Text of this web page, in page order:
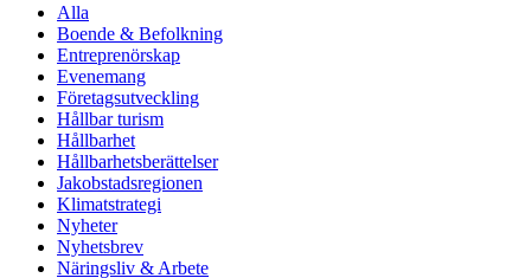
Alla
Boende & Befolkning
Entreprenörskap
Evenemang
Företagsutveckling
Hållbar turism
Hållbarhet
Hållbarhetsberättelser
Jakobstadsregionen
Klimatstrategi
Nyheter
Nyhetsbrev
Näringsliv & Arbete